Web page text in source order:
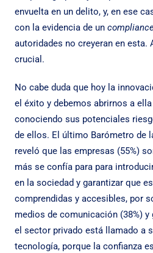
envuelta en un delito, y, en ese
con la evidencia de un
autoridades no creyeran en esta.
crucial.
No cabe duda que hoy la
el éxito y debemos abrirnos a
conociendo sus potenciales
de ellos. El último Barómetro de
reveló que las empresas (55%)
más se confía para para
en la sociedad y garantizar que
comprendidas y accesibles, por
medios de comunicación (38%) y
el sector privado está llamado a
tecnología, porque la confianza